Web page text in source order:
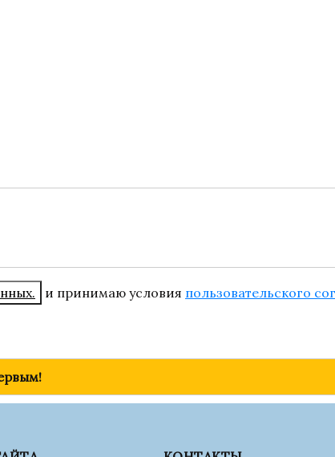
и принимаю условия пользовательского